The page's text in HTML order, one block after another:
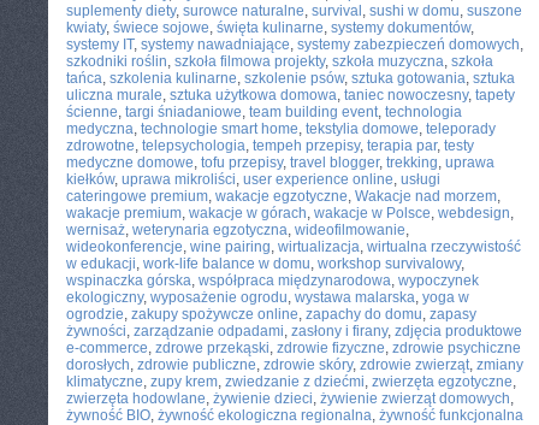
suplementy diety, surowce naturalne, survival , sushi w domu, suszone
kwiaty, świece sojowe, święta kulinarne, systemy dokumentów,
systemy IT, systemy nawadniające, systemy zabezpieczeń domowych,
szkodniki roślin, szkoła filmowa projekty, szkoła muzyczna, szkoła
tańca, szkolenia kulinarne, szkolenie psów, sztuka gotowania, sztuka
uliczna murale, sztuka użytkowa domowa, taniec nowoczesny, tapety
ścienne, targi śniadaniowe, team building event, technologia
medyczna, technologie smart home, tekstylia domowe, teleporady
zdrowotne, telepsychologia, tempeh przepisy, terapia par, testy
medyczne domowe, tofu przepisy, travel blogger, trekking, uprawa
kiełków, uprawa mikroliści, user experience online, usługi
cateringowe premium, wakacje egzotyczne, Wakacje nad morzem,
wakacje premium, wakacje w górach, wakacje w Polsce, webdesign,
wernisaż, weterynaria egzotyczna, wideofilmowanie,
wideokonferencje, wine pairing, wirtualizacja, wirtualna rzeczywistość
w edukacji, work-life balance w domu, workshop survivalowy,
wspinaczka górska, współpraca międzynarodowa, wypoczynek
ekologiczny, wyposażenie ogrodu, wystawa malarska, yoga w
ogrodzie, zakupy spożywcze online, zapachy do domu, zapasy
żywności, zarządzanie odpadami, zasłony i firany, zdjęcia produktowe
e-commerce, zdrowe przekąski, zdrowie fizyczne, zdrowie psychiczne
dorosłych, zdrowie publiczne, zdrowie skóry, zdrowie zwierząt, zmiany
klimatyczne, zupy krem, zwiedzanie z dziećmi, zwierzęta egzotyczne,
zwierzęta hodowlane, żywienie dzieci, żywienie zwierząt domowych,
żywność BIO, żywność ekologiczna regionalna, żywność funkcjonalna